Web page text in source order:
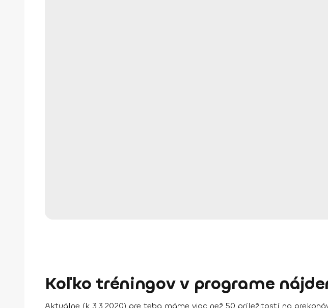
Koľko tréningov v programe
Aktuálne (k 3.3.2020) pre teba máme viac než 50 príležitostí na